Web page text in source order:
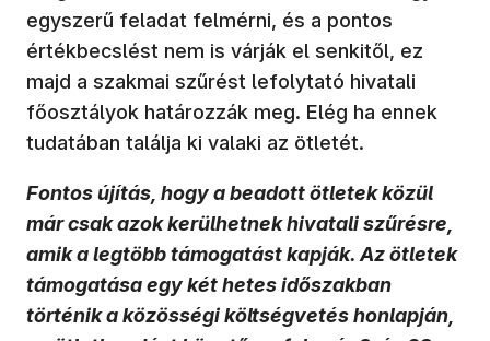
egyszerű feladat felmérni, és a pontos
értékbecslést nem is várják el senkitől, ez
majd a szakmai szűrést lefolytató hivatali
főosztályok határozzák meg. Elég ha ennek
tudatában találja ki valaki az ötletét.
Fontos újítás, hogy a beadott ötletek közül
már csak azok kerülhetnek hivatali szűrésre,
amik a legtöbb támogatást kapják. Az ötletek
támogatása egy két hetes időszakban
történik a közösségi költségvetés honlapján,